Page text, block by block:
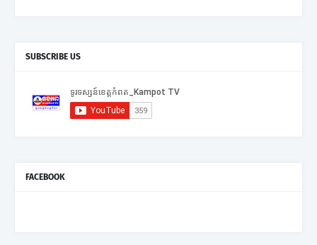
SUBSCRIBE US
FACEBOOK